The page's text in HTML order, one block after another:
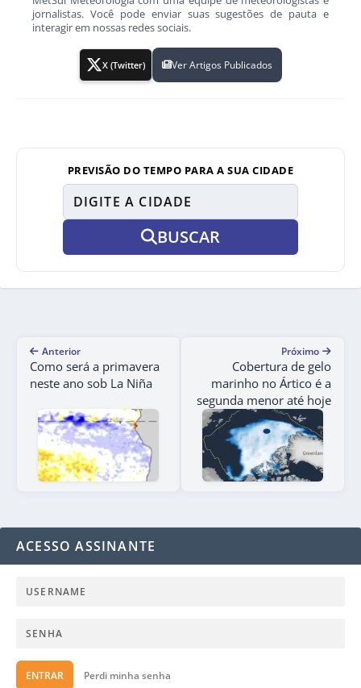
jornalistas. Você pode enviar suas sugestões de pauta e
interagir em nossas redes sociais.
X (Twitter) Ver Artigos Publicados
PREVISÃO DO TEMPO PARA A SUA CIDADE
BUSCAR
Anterior
Como será a primavera
neste ano sob La Niña
Próximo
Cobertura de gelo
marinho no Ártico é a
segunda menor até hoje
ACESSO ASSINANTE
ENTRAR Perdi minha senha